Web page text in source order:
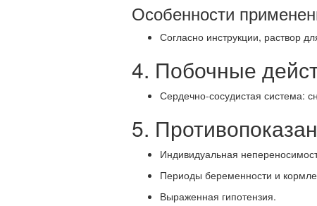
Особенности
Согласно инструкции, раствор
4. Побочные
Сердечно-сосудистая система:
5.
Индивидуальная
Периоды беременности и
Выраженная гипотензия.